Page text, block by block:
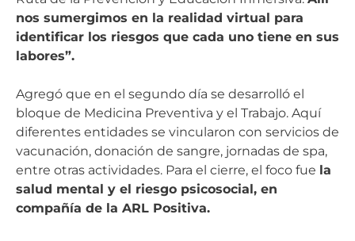
nos sumergimos en la realidad virtual para
identificar los riesgos que cada uno tiene en sus
labores”.
Agregó que en el segundo día se desarrolló el
bloque de Medicina Preventiva y el Trabajo. Aquí
diferentes entidades se vincularon con servicios de
vacunación, donación de sangre, jornadas de spa,
entre otras actividades. Para el cierre, el foco fue la
salud mental y el riesgo psicosocial, en
compañía de la ARL Positiva.